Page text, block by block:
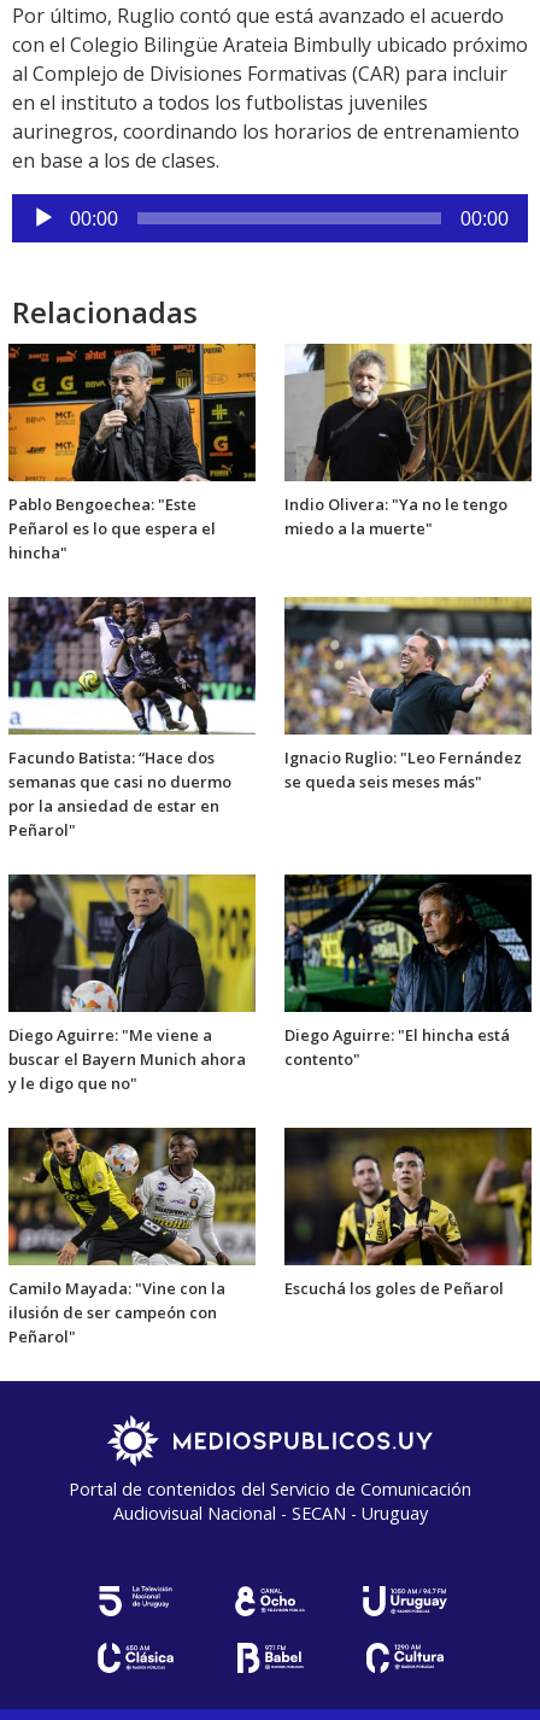
Por último, Ruglio contó que está avanzado el acuerdo
con el Colegio Bilingüe Arateia Bimbully ubicado próximo
al Complejo de Divisiones Formativas (CAR) para incluir
en el instituto a todos los futbolistas juveniles
aurinegros, coordinando los horarios de entrenamiento
en base a los de clases.
Reproductor
de
00:00 00:00
Relacionadas
Pablo Bengoechea: "Este
Peñarol es lo que espera el
hincha"
Indio Olivera: "Ya no le tengo
miedo a la muerte"
Facundo Batista: “Hace dos
semanas que casi no duermo
por la ansiedad de estar en
Peñarol"
Ignacio Ruglio: "Leo Fernández
se queda seis meses más"
Diego Aguirre: "Me viene a
buscar el Bayern Munich ahora
y le digo que no"
Diego Aguirre: "El hincha está
contento"
Camilo Mayada: "Vine con la
ilusión de ser campeón con
Peñarol"
Escuchá los goles de Peñarol
Portal de contenidos del Servicio de Comunicación
Audiovisual Nacional - SECAN - Uruguay